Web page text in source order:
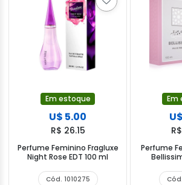
Em estoque
U$ 5.00
R$ 26.15
Perfume Feminino Fragluxe
Night Rose EDT 100 ml
Cód. 1010275
Em
Perfume